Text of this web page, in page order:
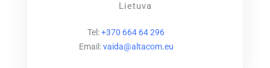
Lietuva
Tel:+370 664 64 296
Email:vaida@altacom.eu